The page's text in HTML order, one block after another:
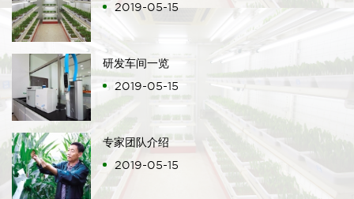
2019-05-15
研发车间一览
2019-05-15
专家团队介绍
2019-05-15